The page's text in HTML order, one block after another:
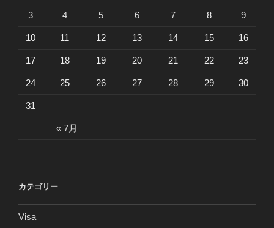
« 7月
3 4 5 6 7 8 9
10 11 12 13 14 15 16
17 18 19 20 21 22 23
24 25 26 27 28 29 30
31
カテゴリー
Visa